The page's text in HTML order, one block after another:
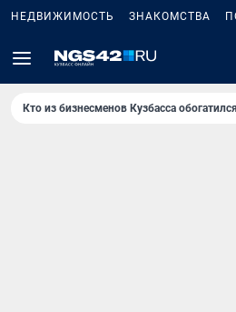
НЕДВИЖИМОСТЬ ЗНАКОМСТВА
Кто из бизнесменов Кузбасса обогатился